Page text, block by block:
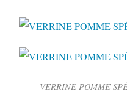
VERRINE POMME